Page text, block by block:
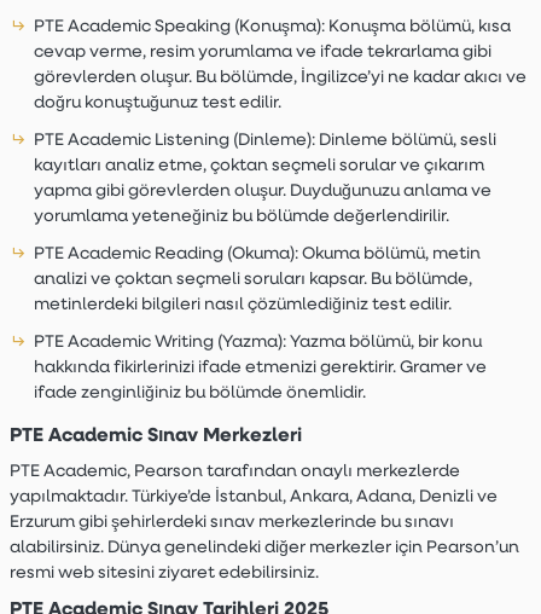
PTE Academic Speaking (Konuşma): Konuşma bölümü, kısa
cevap verme, resim yorumlama ve ifade tekrarlama gibi
görevlerden oluşur. Bu bölümde, İngilizce’yi ne kadar akıcı ve
doğru konuştuğunuz test edilir.
PTE Academic Listening (Dinleme): Dinleme bölümü, sesli
kayıtları analiz etme, çoktan seçmeli sorular ve çıkarım
yapma gibi görevlerden oluşur. Duyduğunuzu anlama ve
yorumlama yeteneğiniz bu bölümde değerlendirilir.
PTE Academic Reading (Okuma):Okuma bölümü, metin
analizi ve çoktan seçmeli soruları kapsar. Bu bölümde,
metinlerdeki bilgileri nasıl çözümlediğiniz test edilir.
PTE Academic Writing (Yazma):Yazma bölümü, bir konu
hakkında fikirlerinizi ifade etmenizi gerektirir. Gramer ve
ifade zenginliğiniz bu bölümde önemlidir.
PTE Academic Sınav Merkezleri
PTE Academic, Pearson tarafından onaylı merkezlerde
yapılmaktadır. Türkiye’de İstanbul, Ankara, Adana, Denizli ve
Erzurum gibi şehirlerdeki sınav merkezlerinde bu sınavı
alabilirsiniz. Dünya genelindeki diğer merkezler için Pearson’un
resmi web sitesini ziyaret edebilirsiniz.
PTE Academic Sınav Tarihleri 2025